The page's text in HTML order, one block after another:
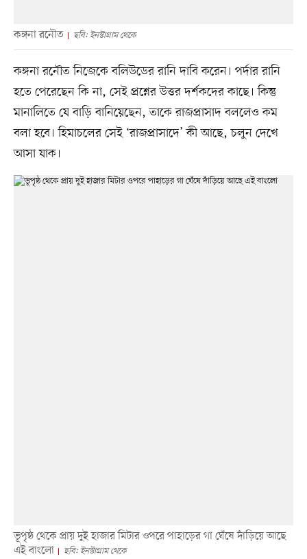
কঙ্গনা রনৌত ছবি: ইনস্টাগ্রাম থেকে
কঙ্গনা রনৌত নিজেকে বলিউডের রানি দাবি করেন। পর্দার রানি
হতে পেরেছেন কি না, সেই প্রশ্নের উত্তর দর্শকদের কাছে। কিন্তু
মানালিতে যে বাড়ি বানিয়েছেন, তাকে রাজপ্রাসাদ বললেও কম
বলা হবে। হিমাচলের সেই ‘রাজপ্রাসাদে’ কী আছে, চলুন দেখে
আসা যাক।
ভূপৃষ্ঠ থেকে প্রায় দুই হাজার মিটার ওপরে পাহাড়ের গা ঘেঁষে দাঁড়িয়ে আছে
এই বাংলো
ছবি: ইনস্টাগ্রাম থেকে